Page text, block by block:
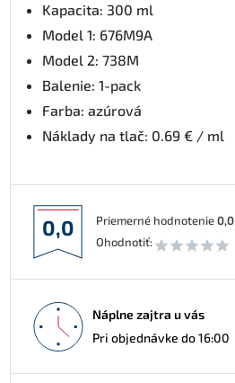
Kapacita: 300 ml
Model 1: 676M9A
Model 2: 738M
Balenie: 1-pack
Farba: azúrová
Náklady na tlač: 0.69 € / ml
0,0 Priemerné hodnotenie0,0
Ohodnotiť:
Náplne zajtra u vás
Pri objednávke do 16:00